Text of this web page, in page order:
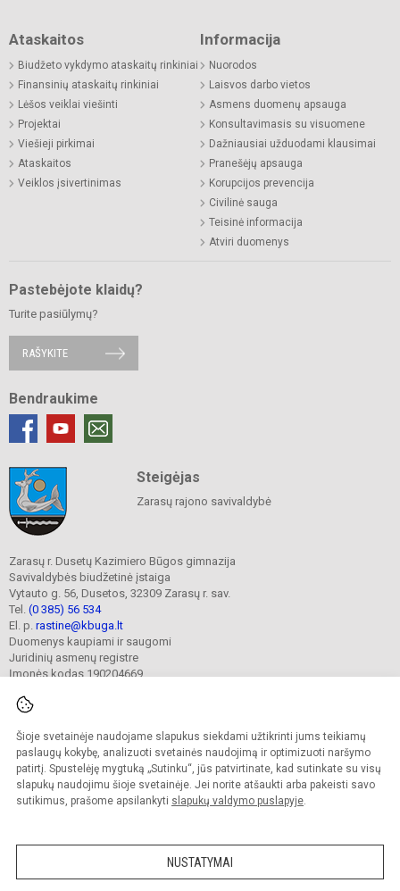
Šioje svetainėje naudojame slapukus siekdami užtikrinti jums teikiamų
paslaugų kokybę, analizuoti svetainės naudojimą ir optimizuoti naršymo
patirtį. Spustelėję mygtuką „Sutinku“, jūs patvirtinate, kad sutinkate su visų
slapukų naudojimu šioje svetainėje. Jei norite atšaukti arba pakeisti savo
sutikimus, prašome apsilankyti slapukų valdymo puslapyje.
NUSTATYMAI
Ataskaitos
Biudžeto vykdymo ataskaitų rinkiniai
Finansinių ataskaitų rinkiniai
Lėšos veiklai viešinti
Projektai
Viešieji pirkimai
Ataskaitos
Veiklos įsivertinimas
Informacija
Nuorodos
Laisvos darbo vietos
Asmens duomenų apsauga
Konsultavimasis su visuomene
Dažniausiai užduodami klausimai
Pranešėjų apsauga
Korupcijos prevencija
Civilinė sauga
Teisinė informacija
Atviri duomenys
Pastebėjote klaidų?
Turite pasiūlymų?
RAŠYKITE
Bendraukime
Steigėjas
Zarasų rajono savivaldybė
Zarasų r. Dusetų Kazimiero Būgos gimnazija
Savivaldybės biudžetinė įstaiga
Vytauto g. 56, Dusetos, 32309 Zarasų r. sav.
Tel. (0 385) 56 534
El. p. rastine@kbuga.lt
Duomenys kaupiami ir saugomi
Juridinių asmenų registre
Įmonės kodas 190204669
© 2023. Zarasų r. Dusetų Kazimiero Būgos gimnazija. Visos teisės saugomos.
Kopijuoti turinį be raštiško gimnazijos sutikimo griežtai draudžiama.
Prieinamumo paraiška Slapukų valdymas
Sumanus būdas atnaujinti